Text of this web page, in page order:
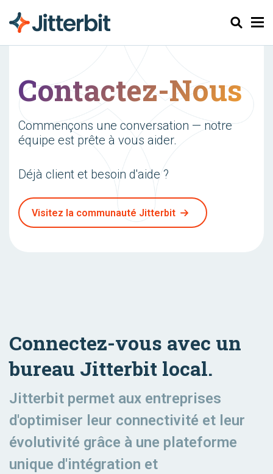
Chercher
Contactez-Nous
Commençons une conversation — notre
équipe est prête à vous aider.
Déjà client et besoin d'aide ?
Visitez la communauté Jitterbit
Connectez-vous avec un
bureau Jitterbit local.
Jitterbit permet aux entreprises
d'optimiser leur connectivité et leur
évolutivité grâce à une plateforme
unique d'intégration et